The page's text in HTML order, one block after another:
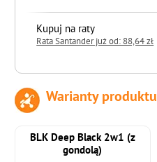
Kupuj na raty
Rata Santander już od: 88,64 zł
do koszyka
Warianty produktu
BLK Deep Black 2w1 (z
gondolą)